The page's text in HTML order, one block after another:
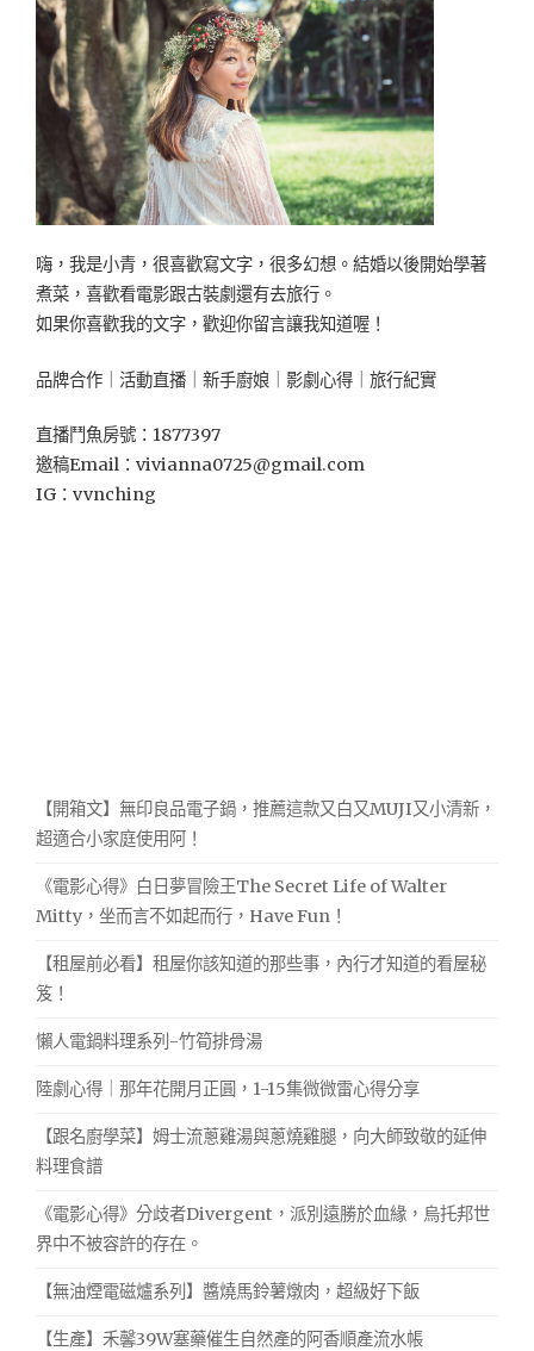
嗨，我是小青，很喜歡寫文字，很多幻想。結婚以後開始學著
煮菜，喜歡看電影跟古裝劇還有去旅行。
如果你喜歡我的文字，歡迎你留言讓我知道喔！
品牌合作｜活動直播｜新手廚娘｜影劇心得｜旅行紀實
直播鬥魚房號：1877397
邀稿Email： vivianna0725@gmail.com
IG：vvnching
【開箱文】無印良品電子鍋，推薦這款又白又MUJI又小清新，
超適合小家庭使用阿！
《電影心得》白日夢冒險王The Secret Life of Walter
Mitty，坐而言不如起而行，Have Fun！
【租屋前必看】租屋你該知道的那些事，內行才知道的看屋秘
笈！
懶人電鍋料理系列-竹筍排骨湯
陸劇心得｜那年花開月正圓，1-15集微微雷心得分享
【跟名廚學菜】姆士流蔥雞湯與蔥燒雞腿，向大師致敬的延伸
料理食譜
《電影心得》分歧者Divergent，派別遠勝於血緣，烏托邦世
界中不被容許的存在。
【無油煙電磁爐系列】醬燒馬鈴薯燉肉，超級好下飯
【生產】禾馨39W塞藥催生自然產的阿香順產流水帳